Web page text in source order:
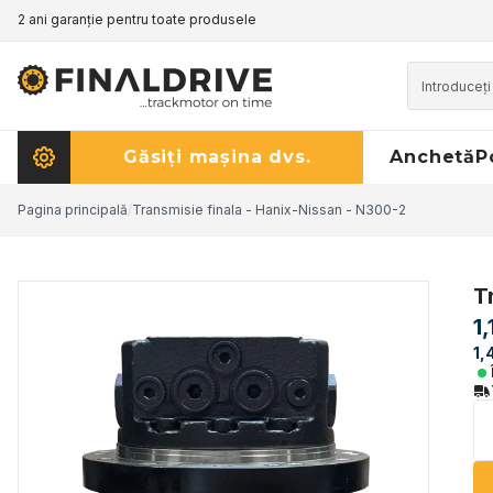
2 ani garanție pentru toate produsele
Găsiți mașina dvs. Anchetă
Pagina principală/Transmisie finala - Hanix-Nissan - N300-2